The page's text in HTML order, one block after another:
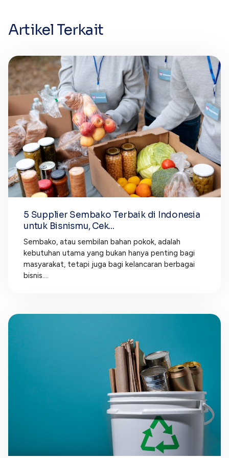
Artikel Terkait
5 Supplier Sembako Terbaik di Indonesia
untuk Bisnismu, Cek...
Sembako, atau sembilan bahan pokok, adalah
kebutuhan utama yang bukan hanya penting bagi
masyarakat, tetapi juga bagi kelancaran berbagai
bisnis....